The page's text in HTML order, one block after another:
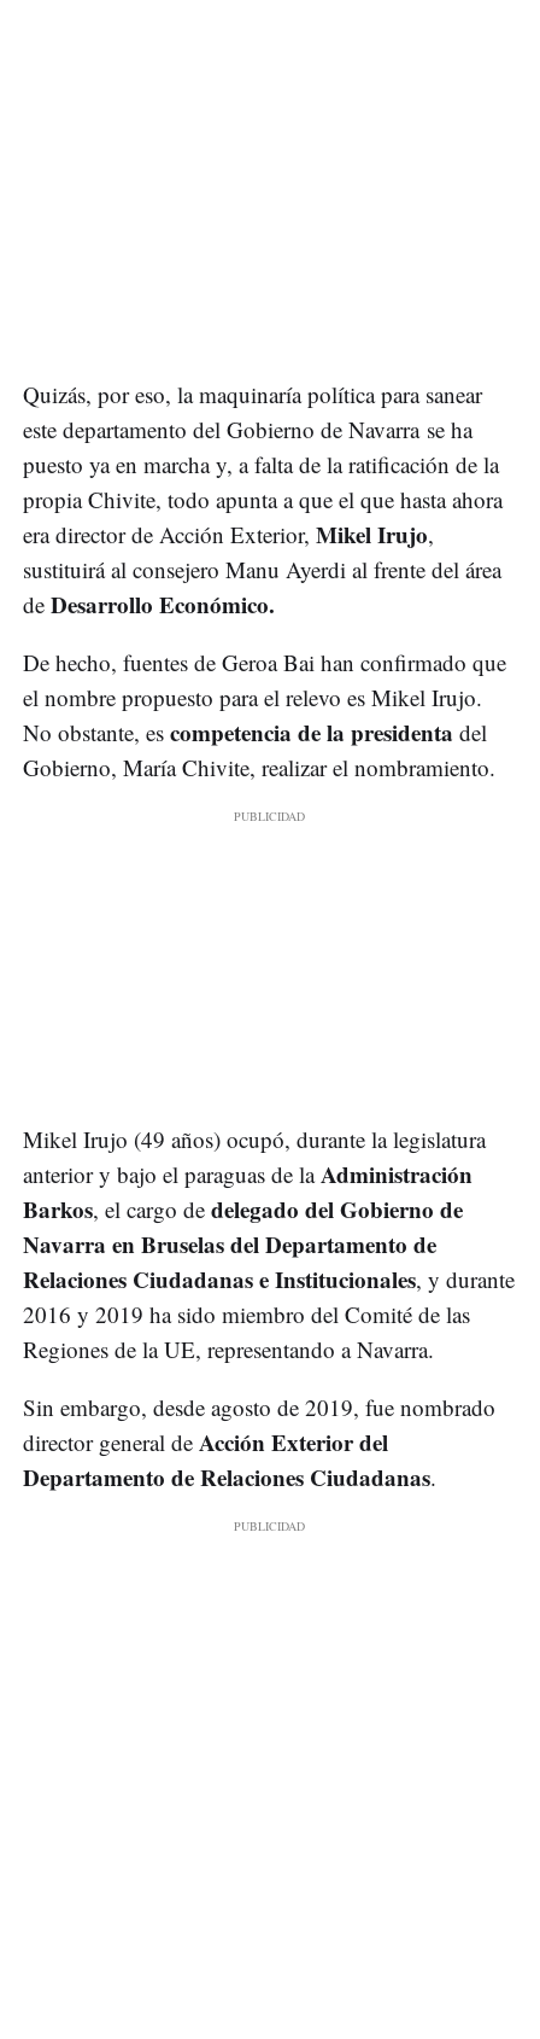
Quizás, por eso, la maquinaría política para sanear
este departamento del Gobierno de Navarra se ha
puesto ya en marcha y, a falta de la ratificación de la
propia Chivite, todo apunta a que el que hasta ahora
era director de Acción Exterior, Mikel Irujo,
sustituirá al consejero Manu Ayerdi al frente del área
de Desarrollo Económico.
De hecho, fuentes de Geroa Bai han confirmado que
el nombre propuesto para el relevo es Mikel Irujo.
No obstante, es competencia de la presidenta del
Gobierno, María Chivite, realizar el nombramiento.
Mikel Irujo (49 años) ocupó, durante la legislatura
anterior y bajo el paraguas de laAdministración
Barkos, el cargo de delegado del Gobierno de
Navarra en Bruselas del Departamento de
Relaciones Ciudadanas e Institucionales, y durante
2016 y 2019 ha sido miembro del Comité de las
Regiones de la UE, representando a Navarra.
Sin embargo, desde agosto de 2019, fue nombrado
director general de Acción Exterior del
Departamento de Relaciones Ciudadanas.